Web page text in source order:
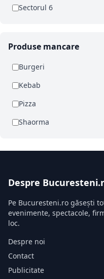
Sectorul 6
Produse mancare
Burgeri
Kebab
Pizza
Shaorma
Despre
Pe Bucuresteni.ro găsești
evenimente, spectacole,
loc.
Despre noi
Contact
Publicitate